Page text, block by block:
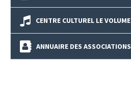
CENTRE CULTUREL LE VOLUME
ANNUAIRE DES ASSOCIATIONS